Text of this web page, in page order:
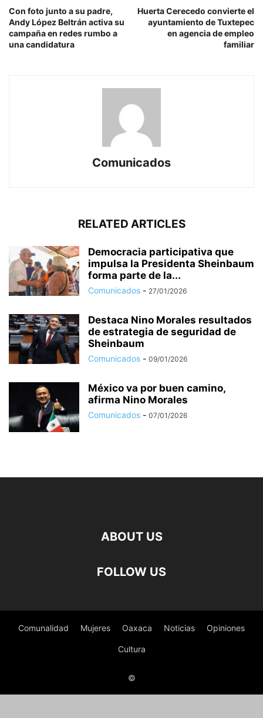
Con foto junto a su padre,
Andy López Beltrán activa su
campaña en redes rumbo a
una candidatura
Huerta Cerecedo convierte el
ayuntamiento de Tuxtepec
en agencia de empleo
familiar
Comunicados
RELATED ARTICLES
Democracia participativa que
impulsa la Presidenta Sheinbaum
forma parte de la...
Comunicados - 27/01/2026
Destaca Nino Morales resultados
de estrategia de seguridad de
Sheinbaum
Comunicados - 09/01/2026
México va por buen camino,
afirma Nino Morales
Comunicados - 07/01/2026
ABOUT US
FOLLOW US
Comunalidad Mujeres Oaxaca Noticias Opiniones
Cultura
©